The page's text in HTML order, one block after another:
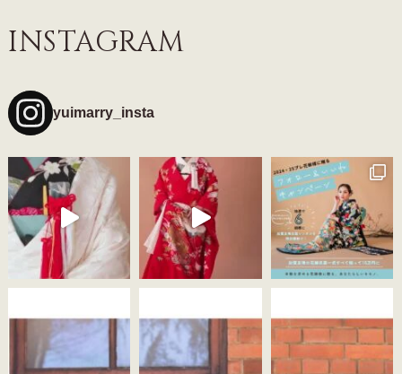
INSTAGRAM
yuimarry_insta